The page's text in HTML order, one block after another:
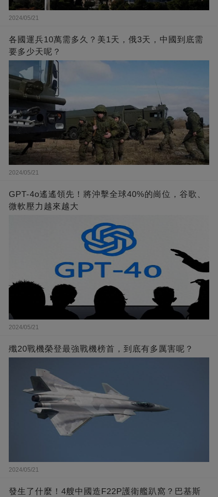
2024/05/21
各國運兵10萬需多久？美1天，俄3天，中國到底需
要多少天呢？
2024/05/21
GPT-4o遙遙領先！將沖擊全球40%的崗位，谷歌、
微軟壓力越來越大
2024/05/21
殲20戰機榮登最強戰機榜首，到底有多厲害呢？
2024/05/21
發生了什麼！4艘中國造F22P護衛艦趴窩？巴基斯